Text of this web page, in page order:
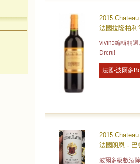
2015
法國拉隆柏利
vivino編輯精
Drcru!
法國-波爾多
2015
法國朗恩．巴
波爾多級數酒